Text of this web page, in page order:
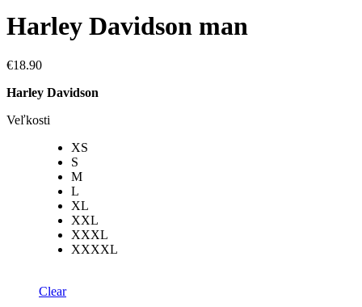
Harley Davidson man
€18.90
Harley Davidson
Veľkosti
XS
S
M
L
XL
XXL
XXXL
XXXXL
Clear